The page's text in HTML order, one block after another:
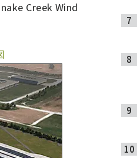
Creek Wind